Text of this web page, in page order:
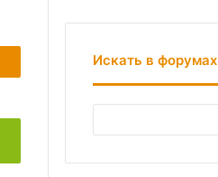
Искать в форумах